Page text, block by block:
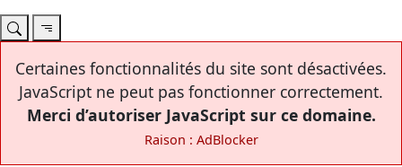
Certaines fonctionnalités du site sont désactivées.
JavaScript ne peut pas fonctionner correctement.
Merci d’autoriser JavaScript sur ce domaine.
Raison : AdBlocker